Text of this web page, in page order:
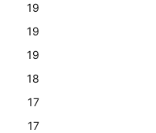
19
19
19
18
17
17